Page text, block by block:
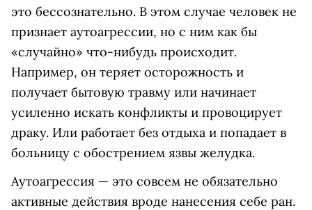
это бессознательно. В этом случае человек не
признает аутоагрессии, но с ним как бы
«случайно» что-нибудь происходит.
Например, он теряет осторожность и
получает бытовую травму или начинает
усиленно искать конфликты и провоцирует
драку. Или работает без отдыха и попадает в
больницу с обострением язвы желудка.
Аутоагрессия — это совсем не обязательно
активные действия вроде нанесения себе ран.